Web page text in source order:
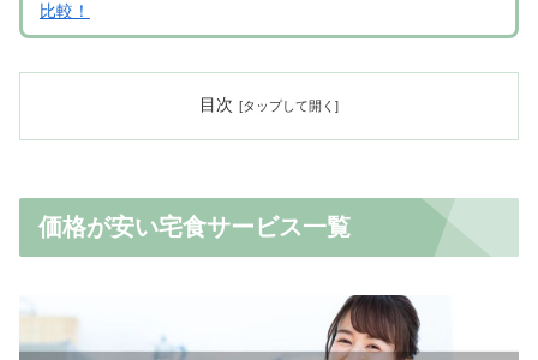
比較！
目次
価格が安い宅食サービス一覧